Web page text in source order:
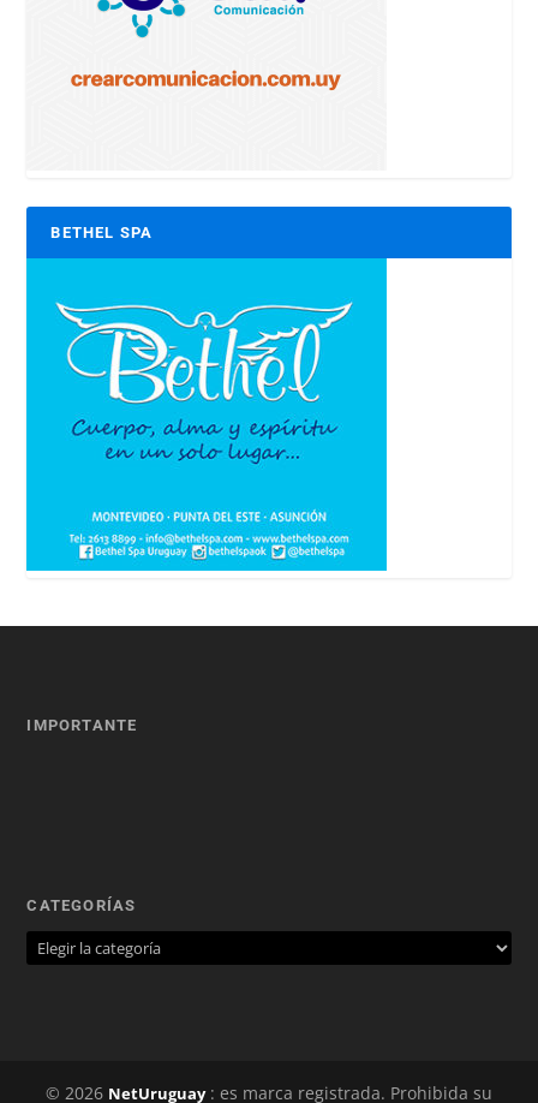
BETHEL SPA
IMPORTANTE
CATEGORÍAS
© 2026 NetUruguay: es marca registrada. Prohibida su